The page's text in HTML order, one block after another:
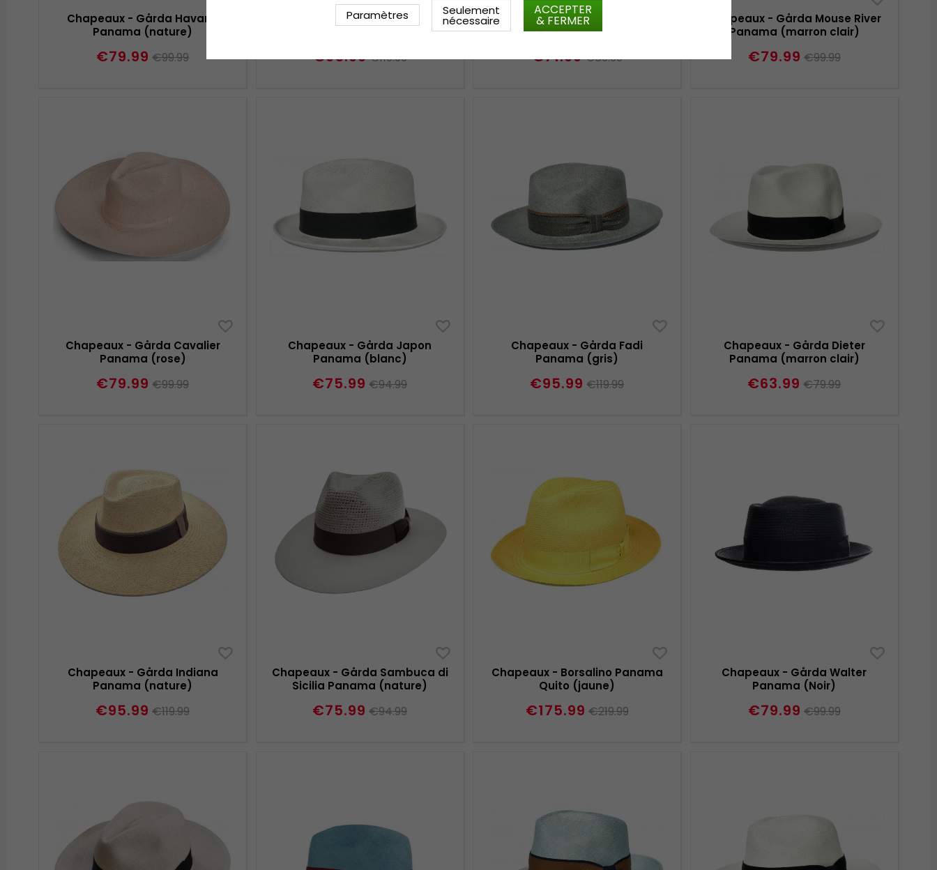
Chapeaux - Gårda Havana
Panama (nature)
€79.99 €99.99
Chapeaux - Gårda Tex Panama
€95.99€119.99
Chapeaux - Gårda Walter
Panama (marron clair)
€71.99€89.99
Chapeaux - Gårda Mouse River
Panama (marron clair)
€79.99 €99.99
Chapeaux - Gårda Cavalier
Panama (rose)
€79.99 €99.99
Chapeaux - Gårda Japon
Panama (blanc)
€75.99 €94.99
Chapeaux - Gårda Fadi
Panama (gris)
€95.99 €119.99
Chapeaux - Gårda Dieter
Panama (marron clair)
€63.99 €79.99
Chapeaux - Gårda Indiana
Panama (nature)
€95.99 €119.99
Chapeaux - Gårda Sambuca di
Sicilia Panama (nature)
€75.99 €94.99
Chapeaux - Borsalino Panama
Quito (jaune)
€175.99 €219.99
Chapeaux - Gårda Walter
Panama (Noir)
€79.99 €99.99
Paramètres Seulement
nécessaire
ACCEPTER
& FERMER